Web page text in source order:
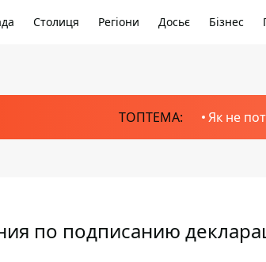
Столиця Регіони Досьє Бізнес
ТОПТЕМА: Як не
по подписанию